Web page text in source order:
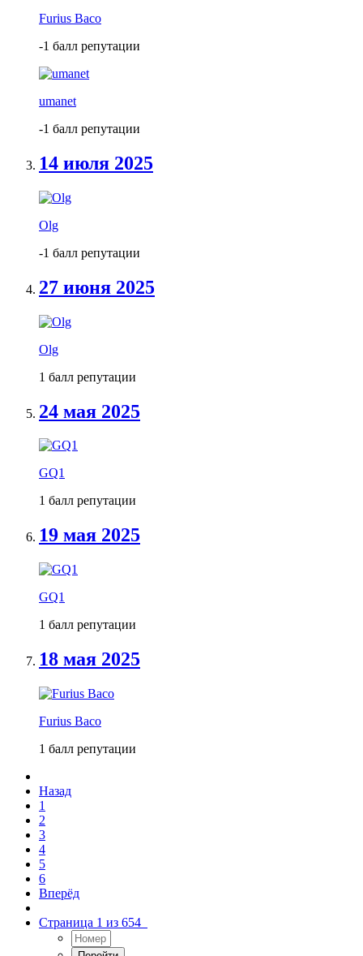
Furius Baco
-1 балл репутации
umanet
-1 балл репутации
14 июля 2025
Olg
-1 балл репутации
27 июня 2025
Olg
1 балл репутации
24 мая 2025
GQ1
1 балл репутации
19 мая 2025
GQ1
1 балл репутации
18 мая 2025
Furius Baco
1 балл репутации
Назад
1
2
3
4
5
6
Вперёд
Страница 1 из 654